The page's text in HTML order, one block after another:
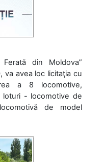
din Moldova”
va avea loc licitaţia cu
a 8 locomotive,
- locomotive de
de model